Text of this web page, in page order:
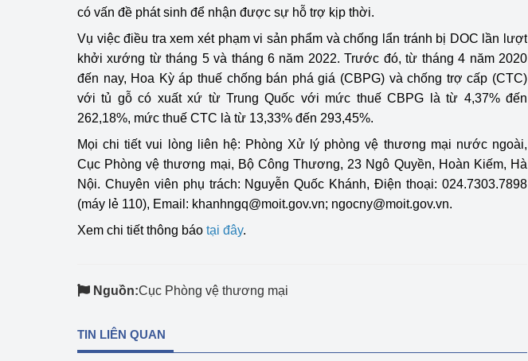
Phát triển công nghiệpCông nghiệp nền tảng
Chính sách
Sản xuất công nghiệp
Phát triển năng lượng
có vấn đề phát sinh để nhận được sự hỗ trợ kịp thời.
Vụ việc điều tra xem xét phạm vi sản phẩm và chống lẩn tránh bị DOC lần lượt
khởi xướng từ tháng 5 và tháng 6 năm 2022. Trước đó, từ tháng 4 năm 2020
đến nay, Hoa Kỳ áp thuế chống bán phá giá (CBPG) và chống trợ cấp (CTC)
với tủ gỗ có xuất xứ từ Trung Quốc với mức thuế CBPG là từ 4,37% đến
262,18%, mức thuế CTC là từ 13,33% đến 293,45%.
Mọi chi tiết vui lòng liên hệ: Phòng Xử lý phòng vệ thương mại nước ngoài,
Cục Phòng vệ thương mại, Bộ Công Thương, 23 Ngô Quyền, Hoàn Kiếm, Hà
Nội. Chuyên viên phụ trách: Nguyễn Quốc Khánh, Điện thoại: 024.7303.7898
(máy lẻ 110), Email: khanhngq@moit.gov.vn; ngocny@moit.gov.vn.
Xem chi tiết thông báo tại đây.
Nguồn:Cục Phòng vệ thương mại
TIN LIÊN QUAN